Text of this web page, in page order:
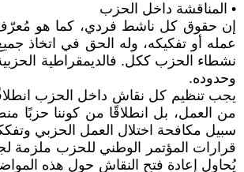
• المناقشة داخل الحزب
إن حقوق كل ناشط فردي، كما هو مُعرّف
عمله أو تفكيكه، وله الحق في اتخاذ
نشطاء الحزب ككل. فالديمقراطية
وحدوده.
يجب تنظيم كل نقاش داخل الحزب
من العمل، بل انطلاقًا من كوننا حزبًا
سبيل مكافحة اختلال العمل الحزبي
قرارات المؤتمر الوطني للحزب ملزمة
يُحاول إعادة فتح النقاش حول هذه